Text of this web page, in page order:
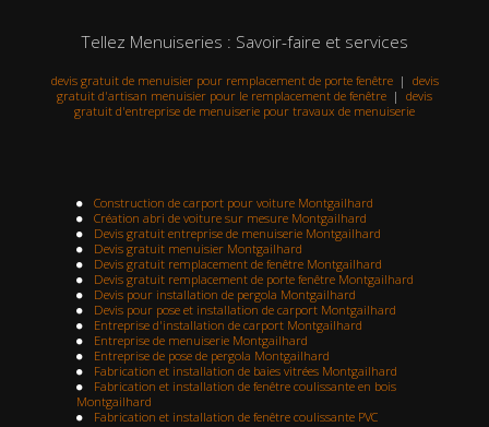
Tellez Menuiseries : Savoir-faire et services
devis gratuit de menuisier pour remplacement de porte fenêtre| devis
gratuit d'artisan menuisier pour le remplacement de fenêtre | devis
gratuit d'entreprise de menuiserie pour travaux de menuiserie
Construction de carport pour voiture Montgailhard
Création abri de voiture sur mesure Montgailhard
Devis gratuit entreprise de menuiserie Montgailhard
Devis gratuit menuisier Montgailhard
Devis gratuit remplacement de fenêtre Montgailhard
Devis gratuit remplacement de porte fenêtre Montgailhard
Devis pour installation de pergola Montgailhard
Devis pour pose et installation de carport Montgailhard
Entreprise d'installation de carport Montgailhard
Entreprise de menuiserie Montgailhard
Entreprise de pose de pergola Montgailhard
Fabrication et installation de baies vitrées Montgailhard
Fabrication et installation de fenêtre coulissante en bois
Montgailhard
Fabrication et installation de fenêtre coulissante PVC